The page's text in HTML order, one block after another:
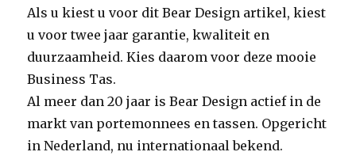
Als u kiest u voor dit Bear Design artikel, kiest
u voor twee jaar garantie, kwaliteit en
duurzaamheid. Kies daarom voor deze mooie
Business Tas.
Al meer dan 20 jaar is Bear Design actief in de
markt van portemonnees en tassen. Opgericht
in Nederland, nu internationaal bekend.